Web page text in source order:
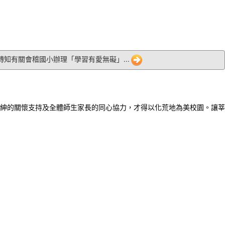
知有關會稽國小辦理「學習有愛無礙」...
的關懷支持及全體師生家長的同心協力，才得以化荒地為美校園。讓莘